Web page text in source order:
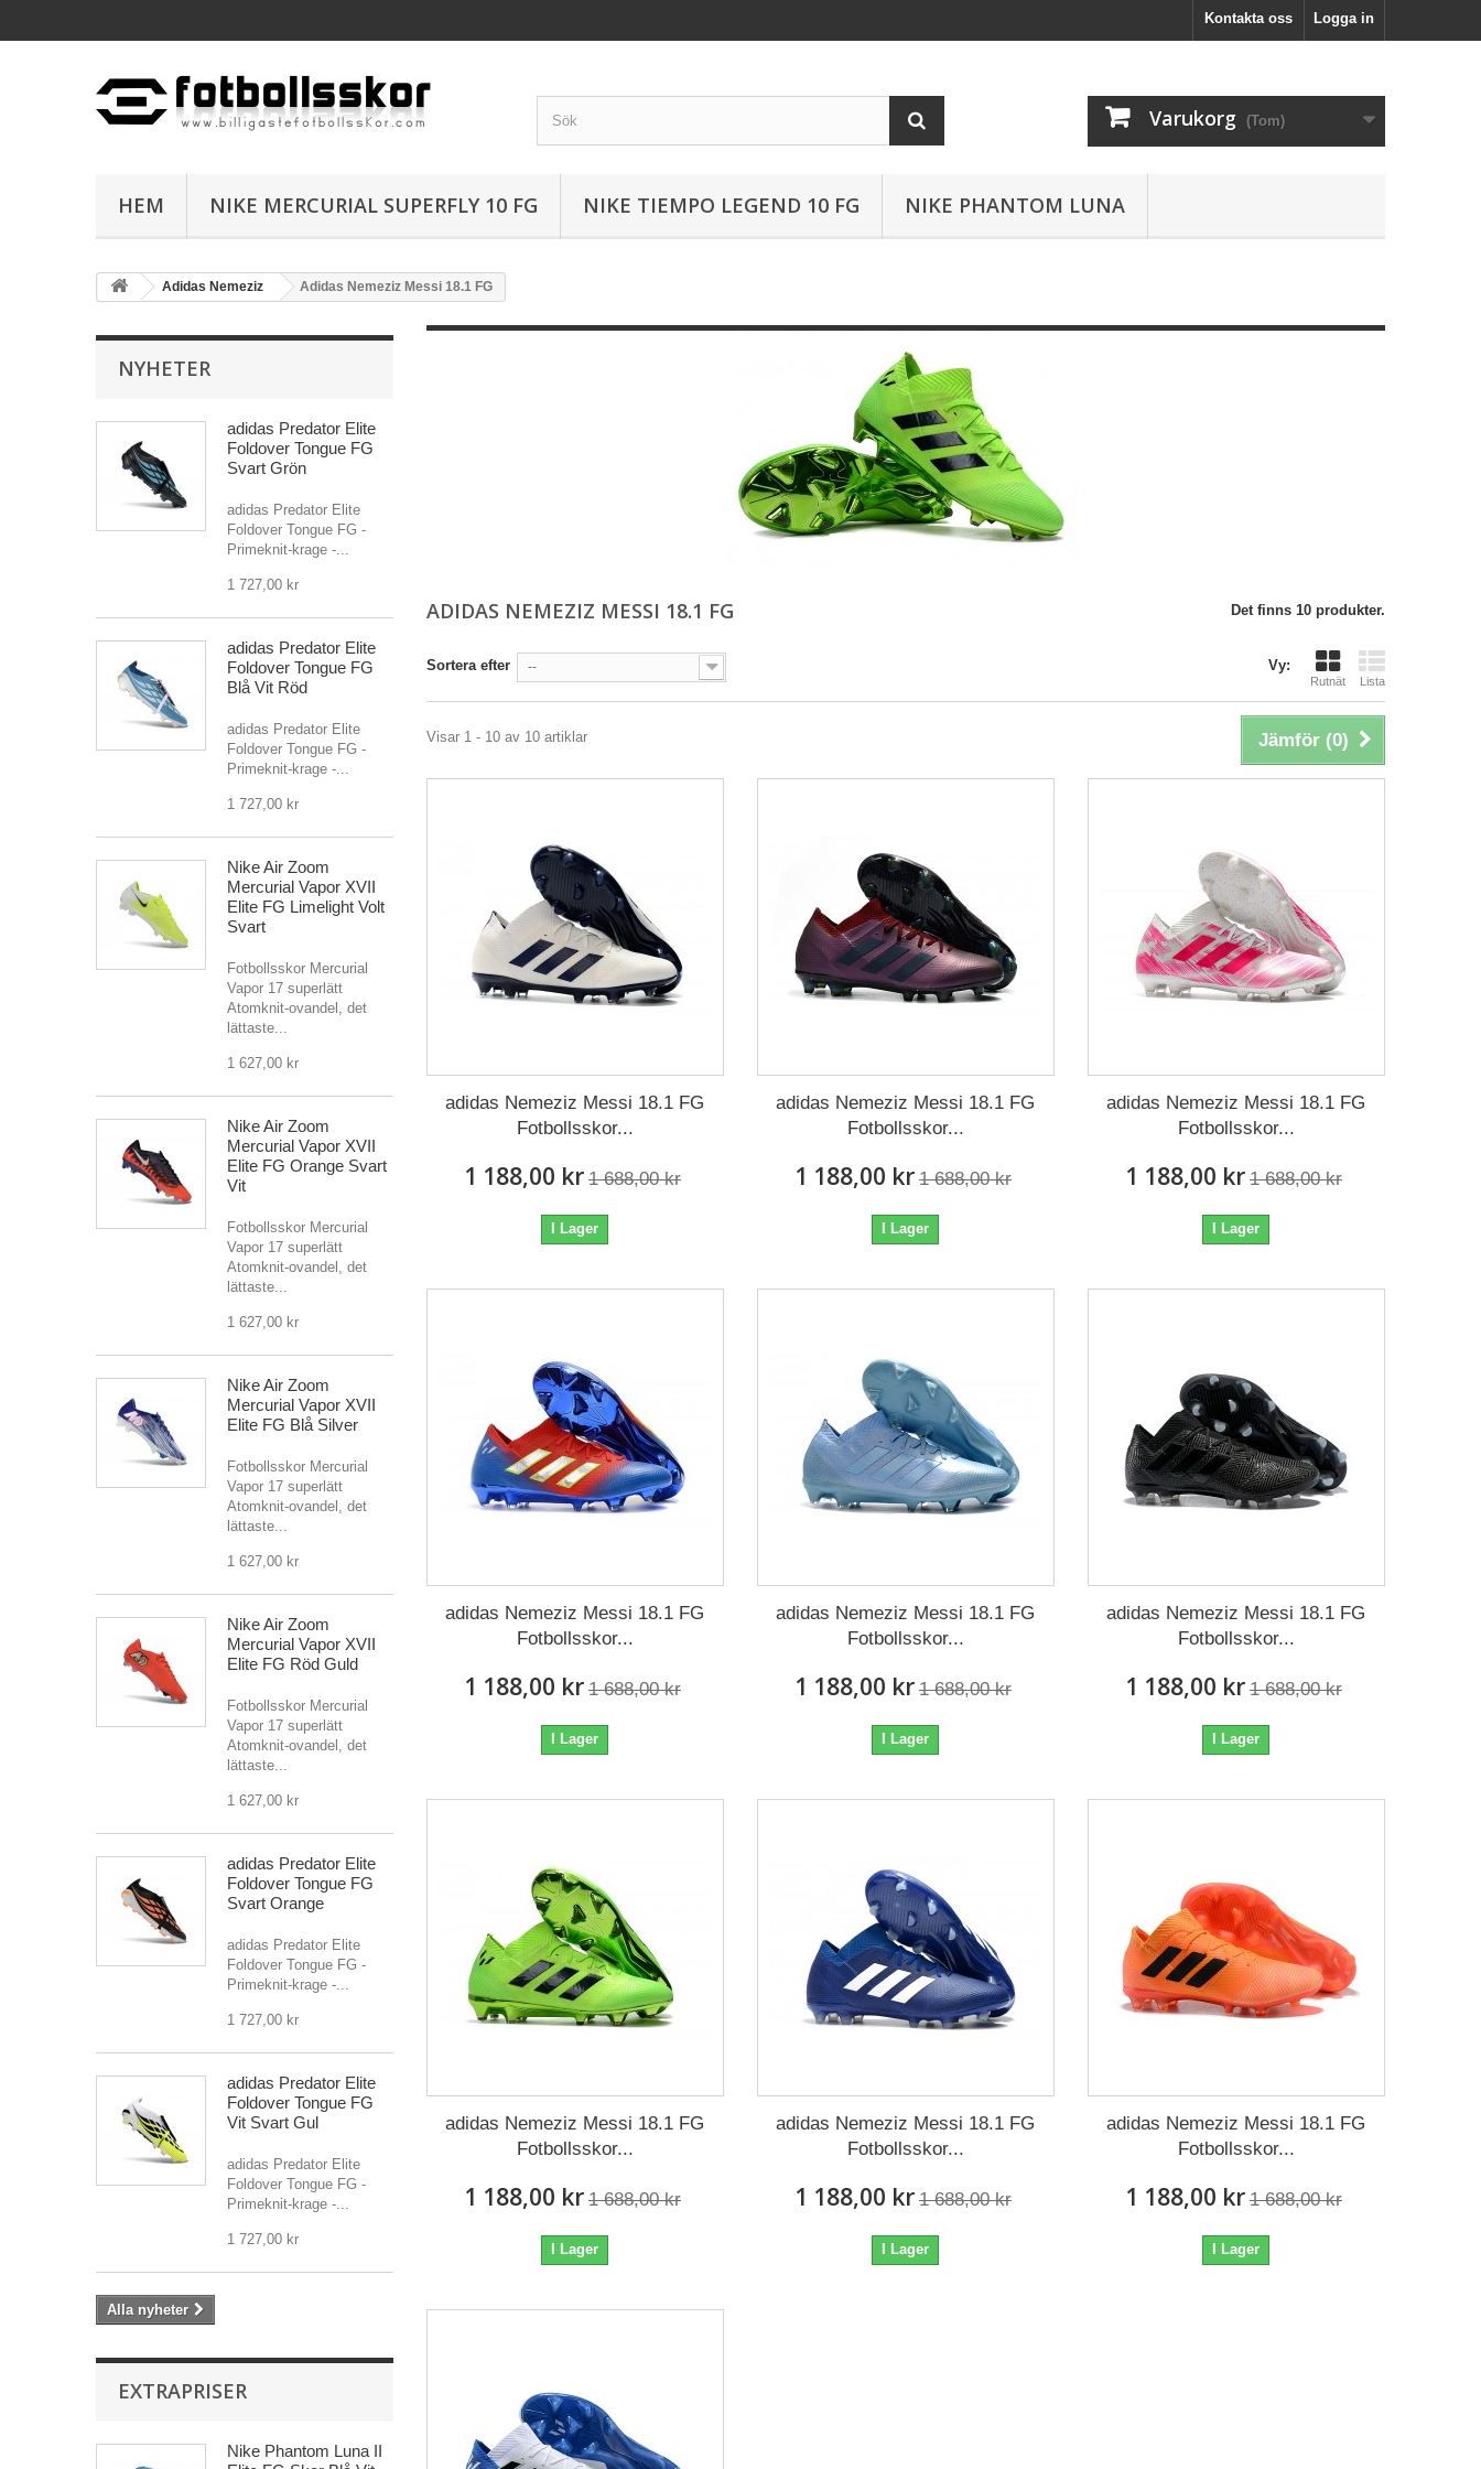
Logga in
Kontakta oss
Varukorg (Tom)
HEM NIKE MERCURIAL SUPERFLY 10 FG NIKE TIEMPO LEGEND 10 FG NIKE PHANTOM LUNA
Adidas Nemeziz Adidas Nemeziz Messi 18.1 FG
NYHETER
adidas Predator Elite
Foldover Tongue FG
Svart Grön
adidas Predator Elite
Foldover Tongue FG -
Primeknit-krage -...
1 727,00 kr
adidas Predator Elite
Foldover Tongue FG
Blå Vit Röd
adidas Predator Elite
Foldover Tongue FG -
Primeknit-krage -...
1 727,00 kr
Nike Air Zoom
Mercurial Vapor XVII
Elite FG Limelight Volt
Svart
Fotbollsskor Mercurial
Vapor 17 superlätt
Atomknit-ovandel, det
lättaste...
1 627,00 kr
Nike Air Zoom
Mercurial Vapor XVII
Elite FG Orange Svart
Vit
Fotbollsskor Mercurial
Vapor 17 superlätt
Atomknit-ovandel, det
lättaste...
1 627,00 kr
Nike Air Zoom
Mercurial Vapor XVII
Elite FG Blå Silver
Fotbollsskor Mercurial
Vapor 17 superlätt
Atomknit-ovandel, det
lättaste...
1 627,00 kr
Nike Air Zoom
Mercurial Vapor XVII
Elite FG Röd Guld
Fotbollsskor Mercurial
Vapor 17 superlätt
Atomknit-ovandel, det
lättaste...
1 627,00 kr
adidas Predator Elite
Foldover Tongue FG
Svart Orange
adidas Predator Elite
Foldover Tongue FG -
Primeknit-krage -...
1 727,00 kr
adidas Predator Elite
Foldover Tongue FG
Vit Svart Gul
adidas Predator Elite
Foldover Tongue FG -
Primeknit-krage -...
1 727,00 kr
Alla nyheter
EXTRAPRISER
Nike Phantom Luna II
ADIDAS NEMEZIZ MESSI 18.1 FG Det finns 10 produkter.
Vy:
Rutnät Lista
Sortera efter --
Jämför (0)
Visar 1 - 10 av 10 artiklar
adidas Nemeziz Messi 18.1 FG
Fotbollsskor...
1 188,00 kr 1 688,00 kr
I Lager
adidas Nemeziz Messi 18.1 FG
Fotbollsskor...
1 188,00 kr 1 688,00 kr
I Lager
adidas Nemeziz Messi 18.1 FG
Fotbollsskor...
1 188,00 kr 1 688,00 kr
I Lager
adidas Nemeziz Messi 18.1 FG
Fotbollsskor...
1 188,00 kr 1 688,00 kr
I Lager
adidas Nemeziz Messi 18.1 FG
Fotbollsskor...
1 188,00 kr 1 688,00 kr
I Lager
adidas Nemeziz Messi 18.1 FG
Fotbollsskor...
1 188,00 kr 1 688,00 kr
I Lager
adidas Nemeziz Messi 18.1 FG
Fotbollsskor...
1 188,00 kr 1 688,00 kr
I Lager
adidas Nemeziz Messi 18.1 FG
Fotbollsskor...
1 188,00 kr 1 688,00 kr
I Lager
adidas Nemeziz Messi 18.1 FG
Fotbollsskor...
1 188,00 kr 1 688,00 kr
I Lager